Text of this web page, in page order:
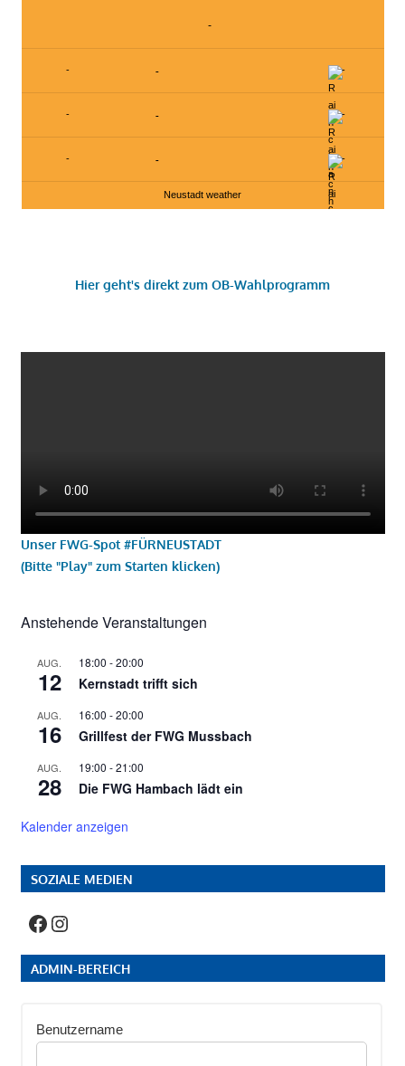
-
- - -
- - -
- - -
Neustadt weather
Hier geht's direkt zum OB-Wahlprogramm
Unser FWG-Spot #FÜRNEUSTADT
(Bitte "Play" zum Starten klicken)
Anstehende Veranstaltungen
AUG.
12
18:00 -20:00
Kernstadt trifft sich
AUG.
16
16:00 -20:00
Grillfest der FWG Mussbach
AUG.
28
19:00 -21:00
Die FWG Hambach lädt ein
Kalender anzeigen
SOZIALE MEDIEN
Facebook
Instagram
ADMIN-BEREICH
Benutzername